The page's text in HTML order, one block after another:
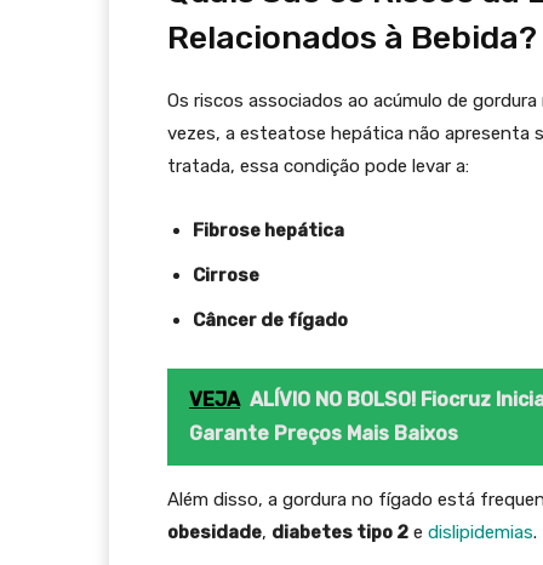
Relacionados à Bebida?
Os riscos associados ao acúmulo de
vezes, a esteatose hepática não apresenta
tratada, essa condição pode levar a:
Fibrose hepática
Cirrose
Câncer de fígado
VEJA ALÍVIO NO BOLSO! Fiocruz
Garante Preços Mais Baixos
Além disso, a gordura no fígado está
obesidade, diabetes tipo 2 e dislipidemias.